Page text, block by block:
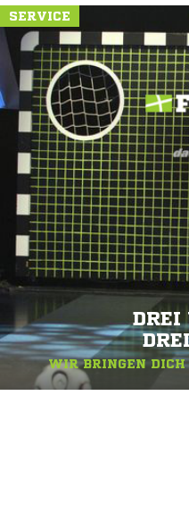
SERVICE
DREI
WIR BRINGEN